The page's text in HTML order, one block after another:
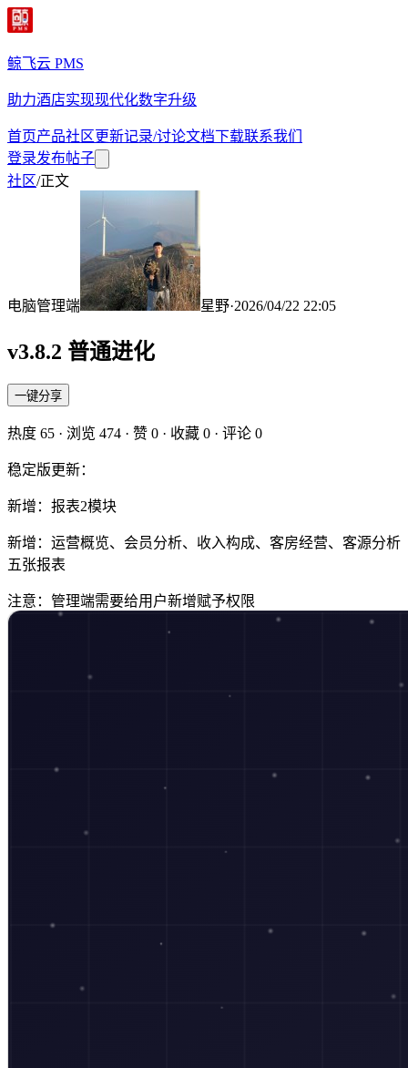
鲸飞云 PMS
助力酒店实现现代化数字升级
首页产品社区更新记录/讨论文档下载联系我们
登录发布帖子
社区/正文
电脑管理端 星野·2026/04/22 22:05
v3.8.2 普通进化
一键分享
热度 65 · 浏览 474 · 赞 0 · 收藏 0 · 评论 0
稳定版更新：
新增：报表2模块
新增：运营概览、会员分析、收入构成、客房经营、客源分析
五张报表
注意：管理端需要给用户新增赋予权限